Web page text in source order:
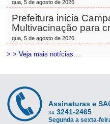
qua, 5 de agosto de 2026
Prefeitura inicia
Multivacinação para
qua, 5 de agosto de 2026
> > Veja mais notícias...
Assinaturas e
34 3241-2465
Segunda a sexta-